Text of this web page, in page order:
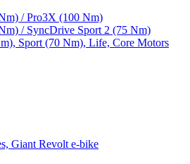
/ Pro3X (100 Nm)
/ SyncDrive Sport 2 (75 Nm)
Sport (70 Nm), Life, Core Motors
Giant Revolt e-bike